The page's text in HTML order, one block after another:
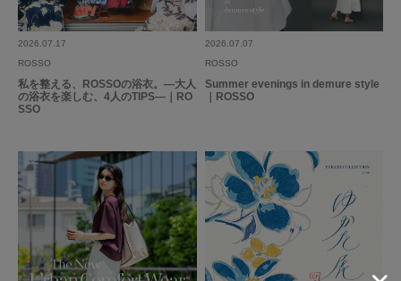
2026.07.17
ROSSO
私を整える、ROSSOの浴衣。―大人
の浴衣を楽しむ、4人のTIPS―｜RO
SSO
2026.07.07
ROSSO
Summer evenings in demure style
｜ROSSO